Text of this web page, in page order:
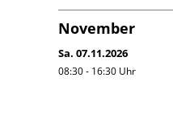
November
Sa. 07.11.2026
08:30 - 16:30 Uhr